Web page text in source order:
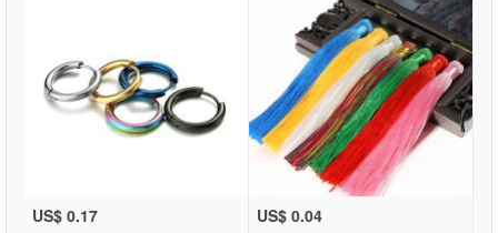
US$ 0.17 US$ 0.04